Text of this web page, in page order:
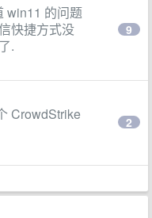
win11 的问题
快捷方式没
.
9
CrowdStrike
2